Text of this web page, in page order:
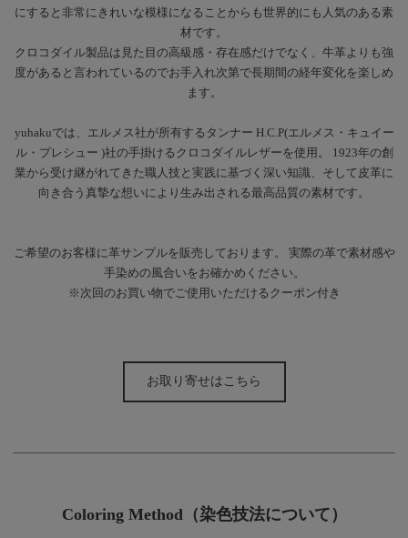
にすると非常にきれいな模様になることからも世界的にも人気のある素
材です。
クロコダイル製品は見た目の高級感・存在感だけでなく、牛革よりも強
度があると言われているのでお手入れ次第で長期間の経年変化を楽しめ
ます。
yuhakuでは、エルメス社が所有するタンナー H.C.P(エルメス・キュイー
ル・プレシュー )社の手掛けるクロコダイルレザーを使用。 1923年の創
業から受け継がれてきた職人技と実践に基づく深い知識、そして皮革に
向き合う真摯な想いにより生み出される最高品質の素材です。
ご希望のお客様に革サンプルを販売しております。 実際の革で素材感や
手染めの風合いをお確かめください。
※次回のお買い物でご使用いただけるクーポン付き
お取り寄せはこちら
Coloring Method（染色技法について）